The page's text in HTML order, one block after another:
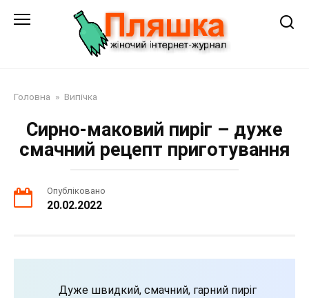
Головна » Випічка
Сирно-маковий пиріг – дуже
смачний рецепт приготування
Опубліковано
20.02.2022
Дуже швидкий, смачний, гарний пиріг